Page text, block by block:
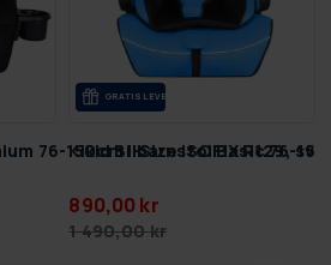
76-150cm i-Size ISOFIX R129,
GRA­TIS LE­VE­RANS
Kikid Bilbarnstol Basic 76-
890,00 kr
1 490,00 kr